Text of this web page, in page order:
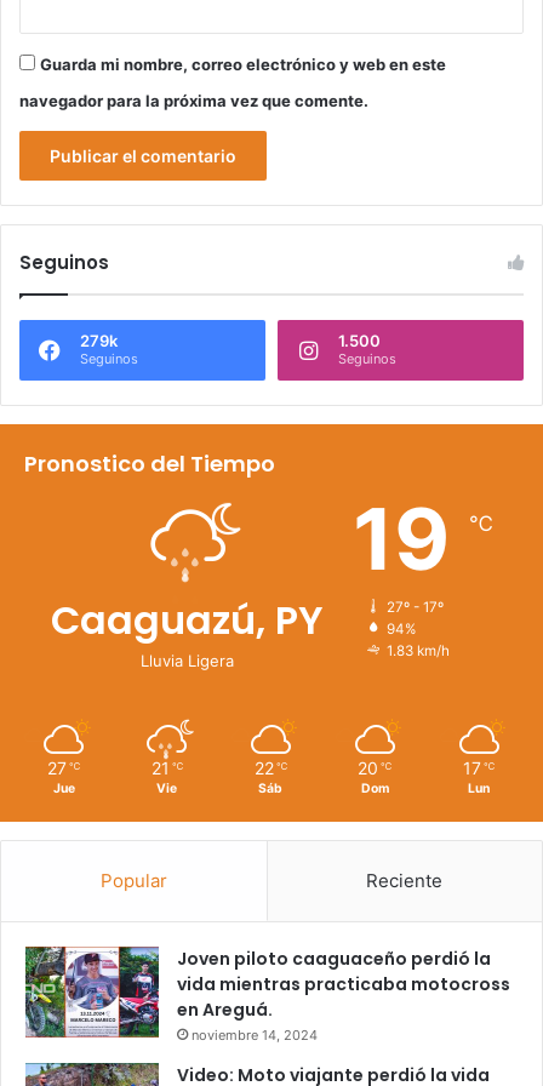
Guarda mi nombre, correo electrónico y web en este
navegador para la próxima vez que comente.
Seguinos
279k
Seguinos
1.500
Seguinos
Pronostico del Tiempo
Caaguazú, PY
Lluvia Ligera
19 ℃
27º - 17º
94%
1.83 km/h
27 ℃
Jue
21 ℃
Vie
22 ℃
Sáb
20 ℃
Dom
17 ℃
Lun
Popular Reciente
Joven piloto caaguaceño perdió la
vida mientras practicaba motocross
en Areguá.
noviembre 14, 2024
Video: Moto viajante perdió la vida